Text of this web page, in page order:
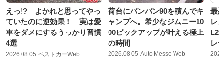
えっ!? よかれと思ってやっ
ていたのに逆効果！ 実は愛
車をダメにするうっかり習慣
4選
2026.08.05 ベストカーWeb
荷台にバンバン90を積んでキ
ャンプへ。希少なジムニー10
00ピックアップが叶える極上
の時間
2026.08.05 Auto Messe Web
最